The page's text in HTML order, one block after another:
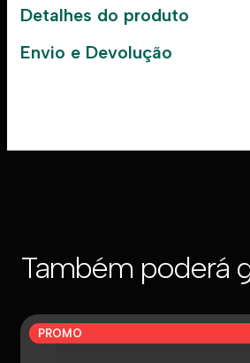
Detalhes do produto
Envio e Devolução
Também poderá
PROMO